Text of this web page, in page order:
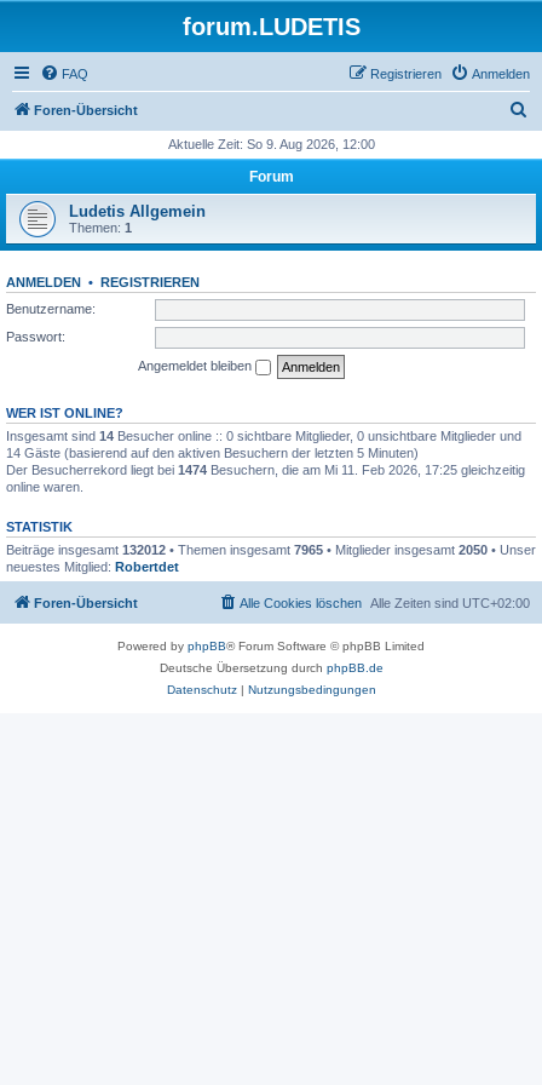
forum.LUDETIS
FAQ Anmelden
Registrieren
Foren-Übersicht
h
Aktuelle Zeit: So 9. Aug 2026, 12:00
Forum
Ludetis Allgemein
Themen: 1
ANMELDEN • REGISTRIEREN
Benutzername:
Passwort:
Angemeldet bleiben
WER IST ONLINE?
Insgesamt sind 14 Besucher online :: 0 sichtbare Mitglieder, 0 unsichtbare Mitglieder und
14 Gäste (basierend auf den aktiven Besuchern der letzten 5 Minuten)
Der Besucherrekord liegt bei 1474 Besuchern, die am Mi 11. Feb 2026, 17:25 gleichzeitig
online waren.
STATISTIK
Beiträge insgesamt 132012 • Themen insgesamt 7965 • Mitglieder insgesamt 2050 • Unser
neuestes Mitglied: Robertdet
Foren-Übersicht Alle Zeiten sind UTC+02:00
Alle Cookies löschen
Powered by phpBB® Forum Software © phpBB Limited
Deutsche Übersetzung durch phpBB.de
Datenschutz| Nutzungsbedingungen